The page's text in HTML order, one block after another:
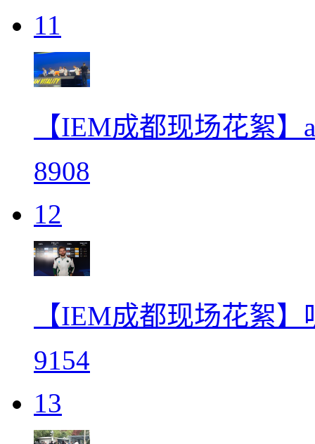
11
【IEM成都现场花絮
8908
12
【IEM成都现场花絮
9154
13